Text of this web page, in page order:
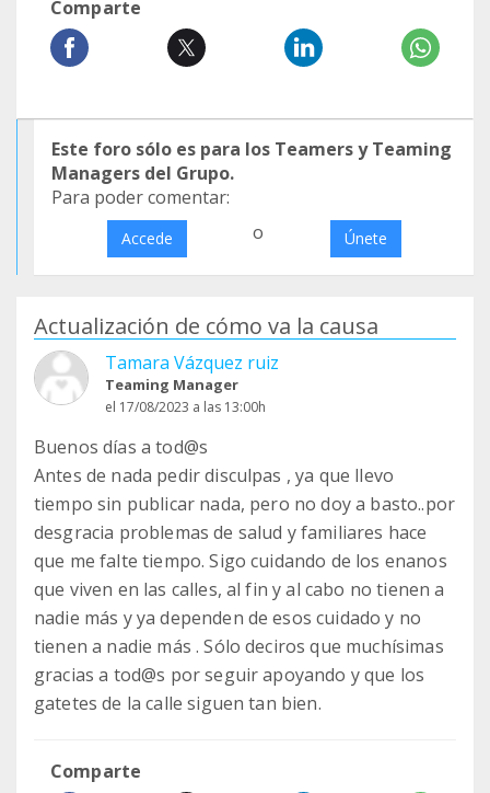
Comparte
Este foro sólo es para los Teamers y Teaming
Managers del Grupo.
Para poder comentar:
Accede o Únete
Actualización de cómo va la causa
Tamara Vázquez ruiz
Teaming Manager
el 17/08/2023 a las 13:00h
Buenos días a tod@s
Antes de nada pedir disculpas , ya que llevo
tiempo sin publicar nada, pero no doy a basto..por
desgracia problemas de salud y familiares hace
que me falte tiempo. Sigo cuidando de los enanos
que viven en las calles, al fin y al cabo no tienen a
nadie más y ya dependen de esos cuidado y no
tienen a nadie más . Sólo deciros que muchísimas
gracias a tod@s por seguir apoyando y que los
gatetes de la calle siguen tan bien.
Comparte